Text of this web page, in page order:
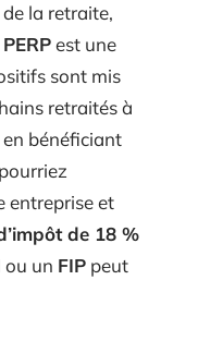
la retraite,
est une
sont mis
retraités à
bénéficiant
entreprise et
de 18 %
ou un FIP peut